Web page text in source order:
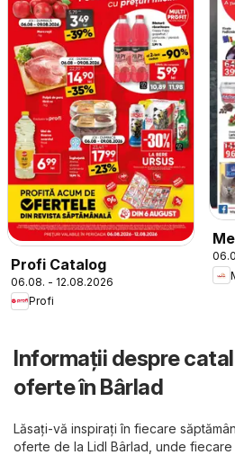
Profi Catalog
06.08. - 12.08.2026
Profi
Informații despre
oferte în Bârlad
Lăsați-vă inspirați în fiecare
oferte de la Lidl Bârlad, unde